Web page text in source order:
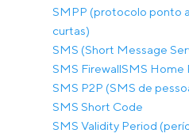
SMPP (protocolo ponto
curtas)
SMS (Short Message
SMS FirewallSMS Home
SMS P2P (SMS de
SMS Short Code
SMS Validity Period